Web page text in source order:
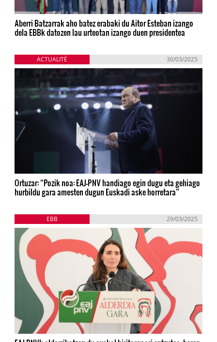
Aberri Batzarrak aho batez erabaki du Aitor Esteban izango
dela EBBk datozen lau urteotan izango duen presidentea
ACTUALITÉ 30/03/2025
Ortuzar: “Pozik noa: EAJ-PNV handiago egin dugu eta gehiago
hurbildu gara amesten dugun Euskadi aske horretara”
EBB 29/03/2025